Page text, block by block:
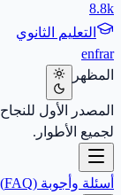
8.8k
التعليم الثانوي
enfrar
المظهر
لجميع الأطوار.
أسئلة وأجوبة (FAQ)